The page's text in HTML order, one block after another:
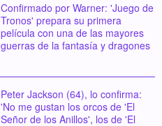
Confirmado por Warner: 'Juego de
Tronos' prepara su primera
película con una de las mayores
guerras de la fantasía y dragones
Peter Jackson (64), lo confirma:
'No me gustan los orcos de 'El
Señor de los Anillos', los de 'El